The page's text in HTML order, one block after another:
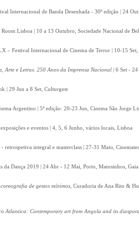
Internacional de Banda Desenhada - 30ª edição | 24
Lisboa | 10 a 13 Outubro, Sociedade Nacional de
– Festival Internacional de Cinema de Terror | 10-15
Arte e Letras. 250 Anos da Imprensa Nacional | 6 Set -
| 29 Jun a 8 Set, Culturgest
Argentino | 5ª edição: 20-23 Jun, Cinema São Jorge
e eventos | 4, 5, 6 Junho, vários locais, Lisboa
retrospetiva integral e masterclass | 27-31 Maio,
da Dança 2019 | 24 Abr - 12 Mai, Porto, Matosinhos, Gaia
de gestos mínimos , Curadoria de Ana Rito &
Atlantica: Contemporary art from Angola and its